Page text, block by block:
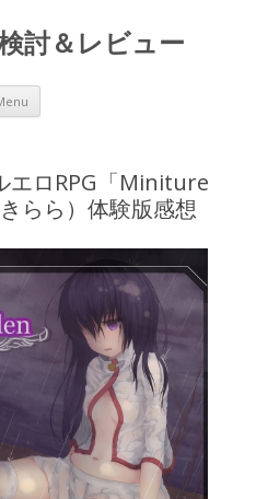
討＆レビュー
Skip to content
エロRPG「Miniture
らら）体験版感想